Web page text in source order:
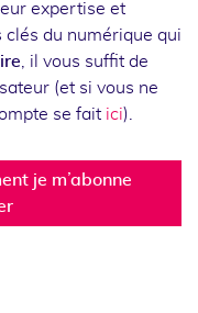
expertise et
clés du numérique qui
, il vous suffit de
(et si vous ne
se fait ici).
je m’abonne